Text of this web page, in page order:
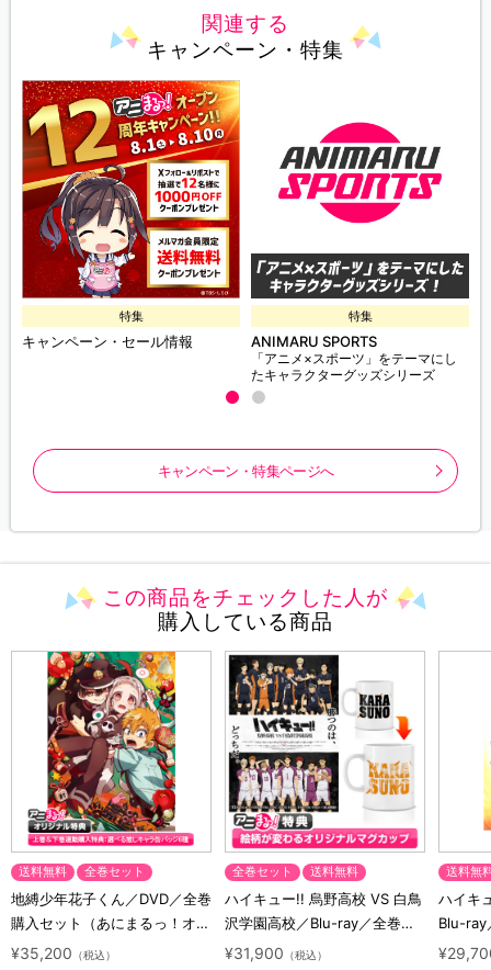
関連する
キャンペーン・特集
特集
キャンペーン・セール情報
特集
ANIMARU SPORTS
「アニメ×スポーツ」をテーマにし
たキャラクターグッズシリーズ
キャンペーン・特集ページへ
この商品をチェックした人が
購入している商品
送料無料 全巻セット
地縛少年花子くん／DVD／全巻
購入セット（あにまるっ！オリ
ジナル特典付き・送料無料）
¥35,200 （税込）
全巻セット 送料無料
ハイキュー!! 烏野高校 VS 白鳥
沢学園高校／Blu-ray／全巻セ
ット（初回生産限定・アニまる
¥31,900 （税込）
送料無
ハイキ
Blu-ray
ト（初